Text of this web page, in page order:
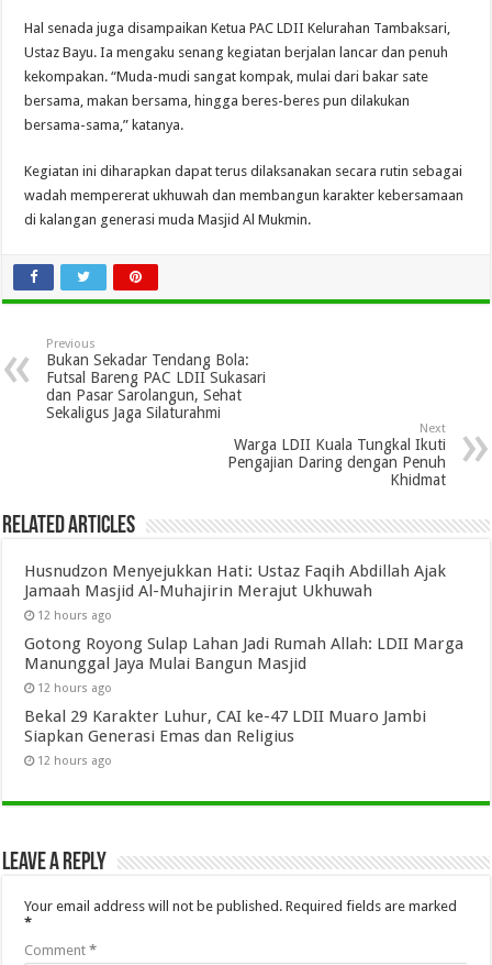
Hal senada juga disampaikan Ketua PAC LDII Kelurahan Tambaksari,
Ustaz Bayu. Ia mengaku senang kegiatan berjalan lancar dan penuh
kekompakan. “Muda-mudi sangat kompak, mulai dari bakar sate
bersama, makan bersama, hingga beres-beres pun dilakukan
bersama-sama,” katanya.
Kegiatan ini diharapkan dapat terus dilaksanakan secara rutin sebagai
wadah mempererat ukhuwah dan membangun karakter kebersamaan
di kalangan generasi muda Masjid Al Mukmin.
Previous
Bukan Sekadar Tendang Bola:
Futsal Bareng PAC LDII Sukasari
dan Pasar Sarolangun, Sehat
Sekaligus Jaga Silaturahmi
Next
Warga LDII Kuala Tungkal Ikuti
Pengajian Daring dengan Penuh
Khidmat
Related Articles
Husnudzon Menyejukkan Hati: Ustaz Faqih Abdillah Ajak
Jamaah Masjid Al-Muhajirin Merajut Ukhuwah
12 hours ago
Gotong Royong Sulap Lahan Jadi Rumah Allah: LDII Marga
Manunggal Jaya Mulai Bangun Masjid
12 hours ago
Bekal 29 Karakter Luhur, CAI ke-47 LDII Muaro Jambi
Siapkan Generasi Emas dan Religius
12 hours ago
Leave a Reply
Your email address will not be published. Required fields are marked
*
Comment*